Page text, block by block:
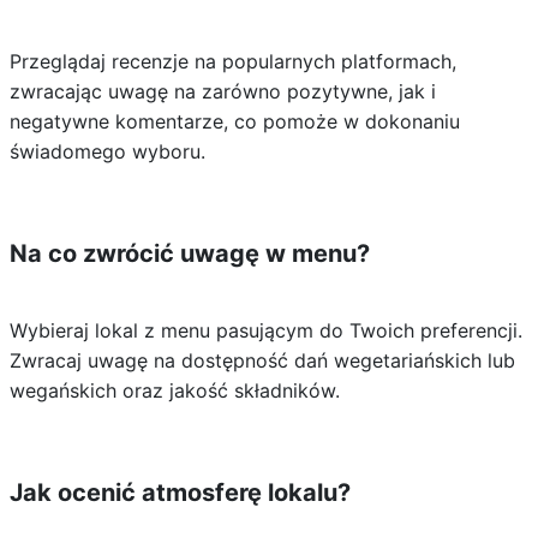
Przeglądaj recenzje na popularnych platformach,
zwracając uwagę na zarówno pozytywne, jak i
negatywne komentarze, co pomoże w dokonaniu
świadomego wyboru.
Na co zwrócić uwagę w menu?
Wybieraj lokal z menu pasującym do Twoich preferencji.
Zwracaj uwagę na dostępność dań wegetariańskich lub
wegańskich oraz jakość składników.
Jak ocenić atmosferę lokalu?